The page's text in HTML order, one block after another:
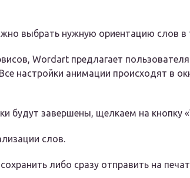
выбрать нужную ориентацию слов в
Wordart предлагает
настройки анимации происходят в
будут завершены, щелкаем на кнопку
слов.
либо сразу отправить на